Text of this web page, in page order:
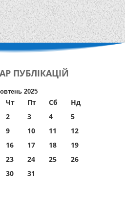
ПУБЛІКАЦІЙ
2025
Чт Пт Сб
Нд
2 3 4
5
9 10 11
12
16 17 18
19
23 24 25
26
30
31